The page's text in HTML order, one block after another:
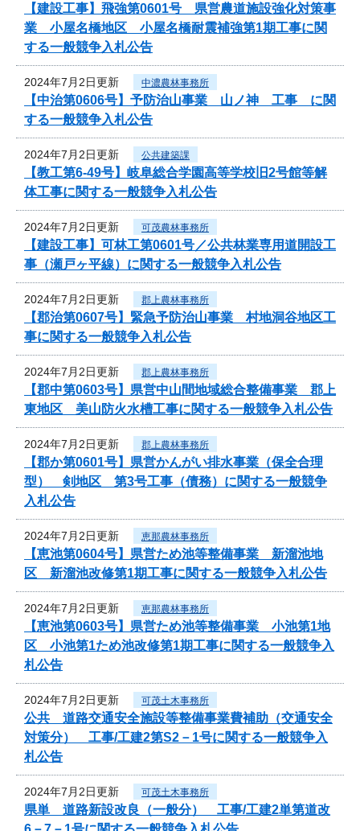
【建設工事】飛強第0601号 県営農道施設強化対策事
業 小屋名橋地区 小屋名橋耐震補強第1期工事に関
する一般競争入札公告
2024年7月2日更新 中濃農林事務所
【中治第0606号】予防治山事業 山ノ神 工事 に関
する一般競争入札公告
2024年7月2日更新 公共建築課
【教工第6-49号】岐阜総合学園高等学校旧2号館等解
体工事に関する一般競争入札公告
2024年7月2日更新 可茂農林事務所
【建設工事】可林工第0601号／公共林業専用道開設工
事（瀬戸ヶ平線）に関する一般競争入札公告
2024年7月2日更新 郡上農林事務所
【郡治第0607号】緊急予防治山事業 村地洞谷地区工
事に関する一般競争入札公告
2024年7月2日更新 郡上農林事務所
【郡中第0603号】県営中山間地域総合整備事業 郡上
東地区 美山防火水槽工事に関する一般競争入札公告
2024年7月2日更新 郡上農林事務所
【郡か第0601号】県営かんがい排水事業（保全合理
型） 剣地区 第3号工事（債務）に関する一般競争
入札公告
2024年7月2日更新 恵那農林事務所
【恵池第0604号】県営ため池等整備事業 新溜池地
区 新溜池改修第1期工事に関する一般競争入札公告
2024年7月2日更新 恵那農林事務所
【恵池第0603号】県営ため池等整備事業 小池第1地
区 小池第1ため池改修第1期工事に関する一般競争入
札公告
2024年7月2日更新 可茂土木事務所
公共 道路交通安全施設等整備事業費補助（交通安全
対策分） 工事/工建2第S2－1号に関する一般競争入
札公告
2024年7月2日更新 可茂土木事務所
県単 道路新設改良（一般分） 工事/工建2単第道改